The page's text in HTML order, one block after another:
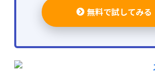
無料で試してみる